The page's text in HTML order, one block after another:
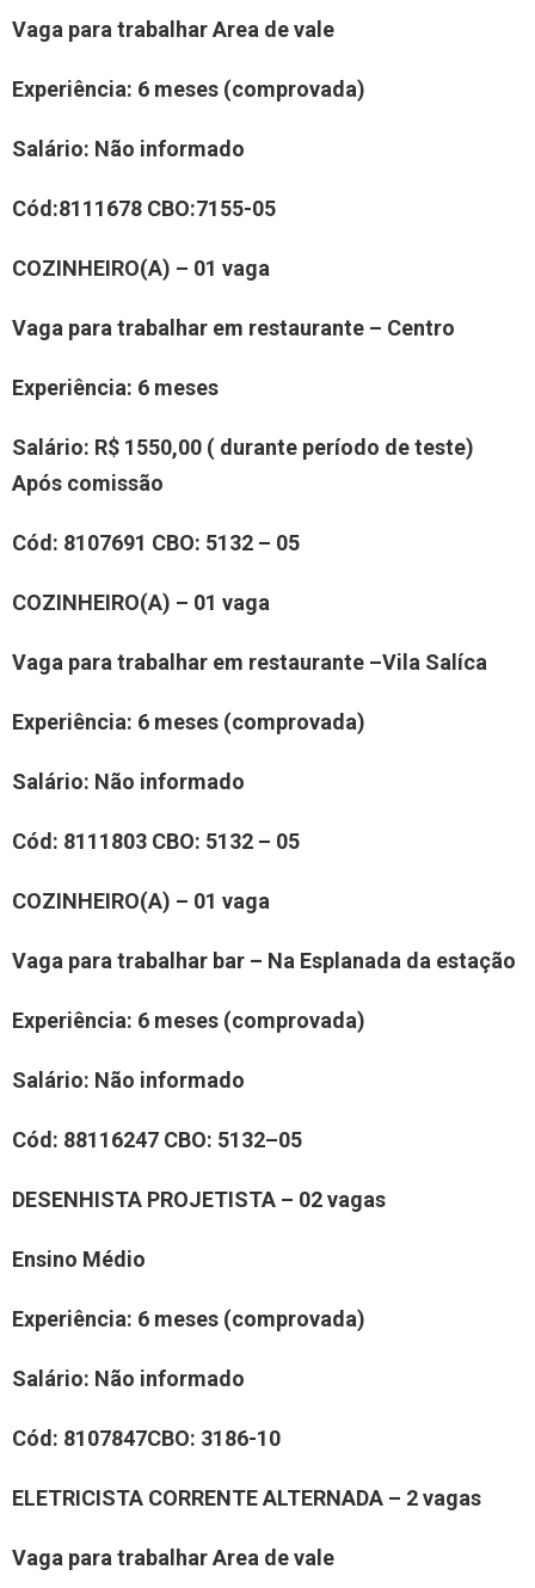
Vaga para trabalharArea de vale
Experiência: 6 meses (comprovada)
Salário: Não informado
Cód:8111678 CBO:7155-05
COZINHEIRO(A) – 01 vaga
Vaga para trabalhar em restaurante – Centro
Experiência: 6 meses
Salário: R$ 1550,00 ( durante período de teste)
Após comissão
Cód: 8107691 CBO: 5132 – 05
COZINHEIRO(A) – 01 vaga
Vaga para trabalhar em restaurante –Vila Salíca
Experiência: 6 meses (comprovada)
Salário: Não informado
Cód: 8111803 CBO: 5132 – 05
COZINHEIRO(A) – 01 vaga
Vaga para trabalhar bar – Na Esplanada da estação
Experiência: 6 meses (comprovada)
Salário: Não informado
Cód: 88116247 CBO: 5132–05
DESENHISTA PROJETISTA – 02vagas
Ensino Médio
Experiência: 6 meses (comprovada)
Salário: Não informado
Cód: 8107847CBO: 3186-10
ELETRICISTA CORRENTE ALTERNADA – 2vagas
Vaga para trabalharArea de vale